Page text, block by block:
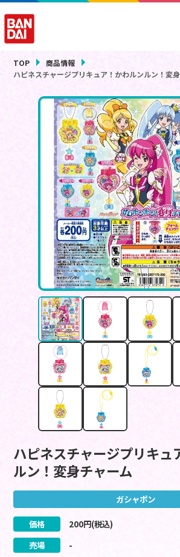
TOP
商品情報
ハピネスチャージプリキュア！かわルンルン！変
ハピネスチャージプリキュ
ルン！変身チャーム
ガシャポン
価格 200円(税込)
売場
-